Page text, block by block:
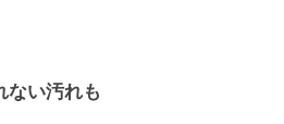
ない汚れも